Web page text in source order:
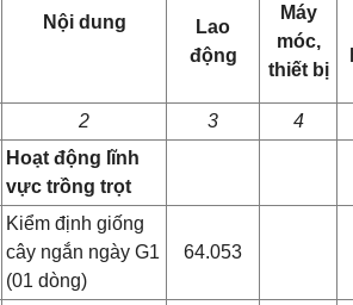
Nội dung
Lao
động
Máy
móc,
thiết bị
2 3 4
Hoạt động lĩnh
vực trồng trọt
Kiểm định giống
cây ngắn ngày G1
(01 dòng)
64.053